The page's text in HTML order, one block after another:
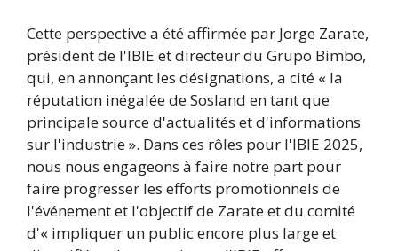
Cette perspective a été affirmée par Jorge Zarate,
président de l'IBIE et directeur du Grupo Bimbo,
qui, en annonçant les désignations, a cité « la
réputation inégalée de Sosland en tant que
principale source d'actualités et d'informations
sur l'industrie ». Dans ces rôles pour l'IBIE 2025,
nous nous engageons à faire notre part pour
faire progresser les efforts promotionnels de
l'événement et l'objectif de Zarate et du comité
d'« impliquer un public encore plus large et